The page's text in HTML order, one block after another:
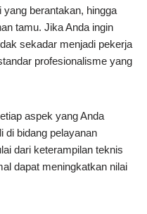
berantakan, hingga
tamu. Jika Anda ingin
sekadar menjadi pekerja
profesionalisme yang
aspek yang Anda
di bidang pelayanan
dari keterampilan teknis
dapat meningkatkan nilai